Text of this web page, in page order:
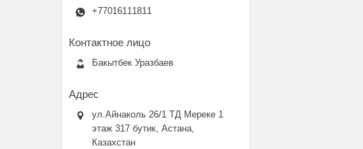
+77016111811
Бакытбек Уразбаев
ул.Айнаколь 26/1 ТД Мереке 1
этаж 317 бутик, Астана,
Казахстан